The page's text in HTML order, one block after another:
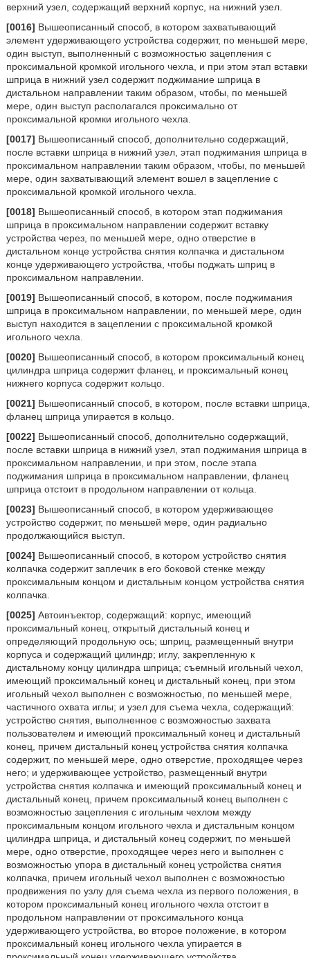
верхний узел, содержащий верхний корпус, на нижний узел.
[0016] Вышеописанный способ, в котором захватывающий
элемент удерживающего устройства содержит, по меньшей мере,
один выступ, выполненный с возможностью зацепления с
проксимальной кромкой игольного чехла, и при этом этап вставки
шприца в нижний узел содержит поджимание шприца в
дистальном направлении таким образом, чтобы, по меньшей
мере, один выступ располагался проксимально от
проксимальной кромки игольного чехла.
[0017] Вышеописанный способ, дополнительно содержащий,
после вставки шприца в нижний узел, этап поджимания шприца в
проксимальном направлении таким образом, чтобы, по меньшей
мере, один захватывающий элемент вошел в зацепление с
проксимальной кромкой игольного чехла.
[0018] Вышеописанный способ, в котором этап поджимания
шприца в проксимальном направлении содержит вставку
устройства через, по меньшей мере, одно отверстие в
дистальном конце устройства снятия колпачка и дистальном
конце удерживающего устройства, чтобы поджать шприц в
проксимальном направлении.
[0019] Вышеописанный способ, в котором, после поджимания
шприца в проксимальном направлении, по меньшей мере, один
выступ находится в зацеплении с проксимальной кромкой
игольного чехла.
[0020] Вышеописанный способ, в котором проксимальный конец
цилиндра шприца содержит фланец, и проксимальный конец
нижнего корпуса содержит кольцо.
[0021] Вышеописанный способ, в котором, после вставки шприца,
фланец шприца упирается в кольцо.
[0022] Вышеописанный способ, дополнительно содержащий,
после вставки шприца в нижний узел, этап поджимания шприца в
проксимальном направлении, и при этом, после этапа
поджимания шприца в проксимальном направлении, фланец
шприца отстоит в продольном направлении от кольца.
[0023] Вышеописанный способ, в котором удерживающее
устройство содержит, по меньшей мере, один радиально
продолжающийся выступ.
[0024] Вышеописанный способ, в котором устройство снятия
колпачка содержит заплечик в его боковой стенке между
проксимальным концом и дистальным концом устройства снятия
колпачка.
[0025] Автоинъектор, содержащий: корпус, имеющий
проксимальный конец, открытый дистальный конец и
определяющий продольную ось; шприц, размещенный внутри
корпуса и содержащий цилиндр; иглу, закрепленную к
дистальному концу цилиндра шприца; съемный игольный чехол,
имеющий проксимальный конец и дистальный конец, при этом
игольный чехол выполнен с возможностью, по меньшей мере,
частичного охвата иглы; и узел для съема чехла, содержащий:
устройство снятия, выполненное с возможностью захвата
пользователем и имеющий проксимальный конец и дистальный
конец, причем дистальный конец устройства снятия колпачка
содержит, по меньшей мере, одно отверстие, проходящее через
него; и удерживающее устройство, размещенный внутри
устройства снятия колпачка и имеющий проксимальный конец и
дистальный конец, причем проксимальный конец выполнен с
возможностью зацепления с игольным чехлом между
проксимальным концом игольного чехла и дистальным концом
цилиндра шприца, и дистальный конец содержит, по меньшей
мере, одно отверстие, проходящее через него и выполнен с
возможностью упора в дистальный конец устройства снятия
колпачка, причем игольный чехол выполнен с возможностью
продвижения по узлу для съема чехла из первого положения, в
котором проксимальный конец игольного чехла отстоит в
продольном направлении от проксимального конца
удерживающего устройства, во второе положение, в котором
проксимальный конец игольного чехла упирается в